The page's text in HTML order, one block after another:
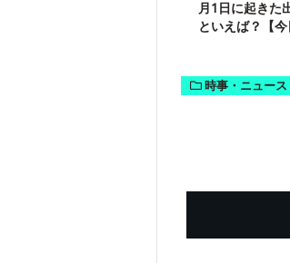
月1日に起きた
といえば？【
時事・ニュース